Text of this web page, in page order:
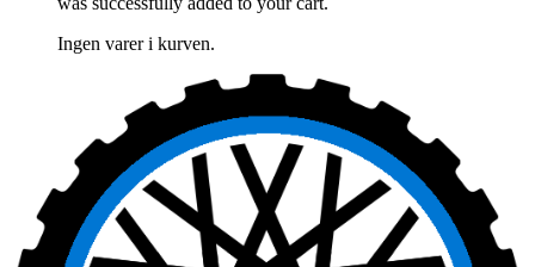
Ingen varer i kurven.